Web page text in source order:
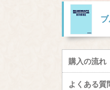
購入の流れ
よくある質